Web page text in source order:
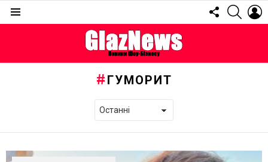
FOLLOW
US
ГУМОРИТ